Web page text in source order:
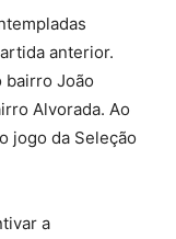
anterior.
bairro João
Alvorada. Ao
jogo da Seleção
a